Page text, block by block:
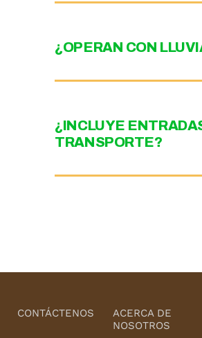
¿OPERAN CON
¿INCLUYE
TRANSPORTE?
CONTÁCTENOS
ACERCA DE
NOSOTROS